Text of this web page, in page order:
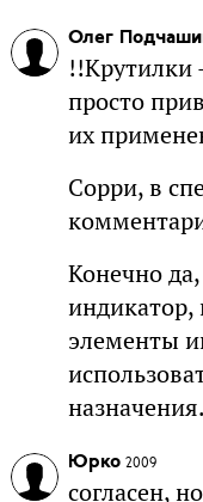
Олег
!!Крутилки
просто
их
Сорри, в
Конечно
индикатор,
элементы
назначения.
Юрко 2009
согласен,